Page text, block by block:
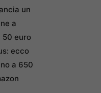
un
a
50 euro
ecco
a 650